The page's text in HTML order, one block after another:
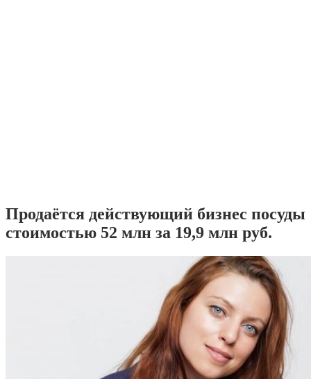
Продаётся действующий бизнес посуды
стоимостью 52 млн за 19,9 млн руб.